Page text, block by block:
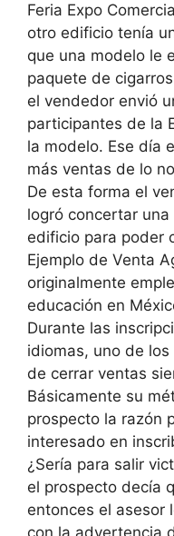
Feria Expo
otro edificio tenía
que una modelo le
paquete de
el vendedor envió
participantes de la
la modelo. Ese día
más ventas de lo
De esta forma el
logró concertar
edificio para poder
Ejemplo de Venta
originalmente
educación en
Durante las
idiomas, uno de
de cerrar ventas
Básicamente su
prospecto la razón
interesado en
¿Sería para salir
el prospecto decía
entonces el asesor